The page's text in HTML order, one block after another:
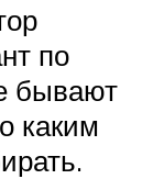
по
бывают
каким